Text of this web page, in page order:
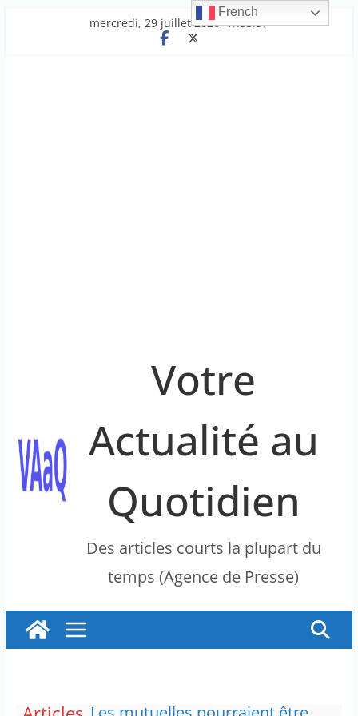
mercredi, 29 juillet 2026, 1h55:57
Votre
Actualité au
Quotidien
Des articles courts la plupart du
temps (Agence de Presse)
French